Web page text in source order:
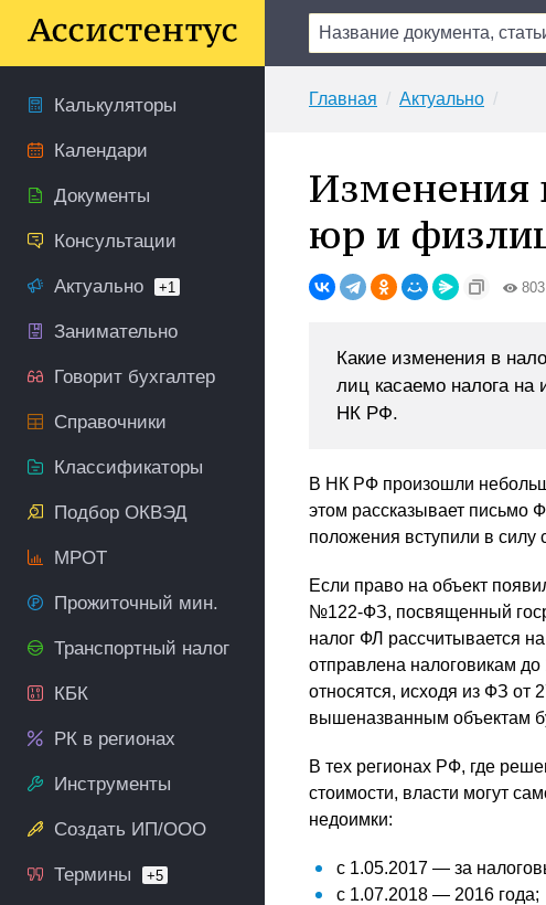
Калькуляторы
Календари
Документы
Консультации
Актуально +1
Занимательно
Говорит бухгалтер
Справочники
Классификаторы
Подбор ОКВЭД
МРОТ
Прожиточный мин.
Транспортный налог
КБК
РК в регионах
Инструменты
Создать ИП/ООО
Термины +5
Главная Актуально
Изменения
юр и
803
Какие изменения в
лиц касаемо налога на
НК РФ.
В НК РФ произошли
этом рассказывает
положения вступили в силу
Если право на объект
№122-ФЗ, посвященный
налог ФЛ рассчитывается
отправлена налоговикам
относятся, исходя из ФЗ от
вышеназванным объектам
В тех регионах РФ, где
стоимости, власти могут
недоимки:
с 1.05.2017 — за
с 1.07.2018 — 2016 года;